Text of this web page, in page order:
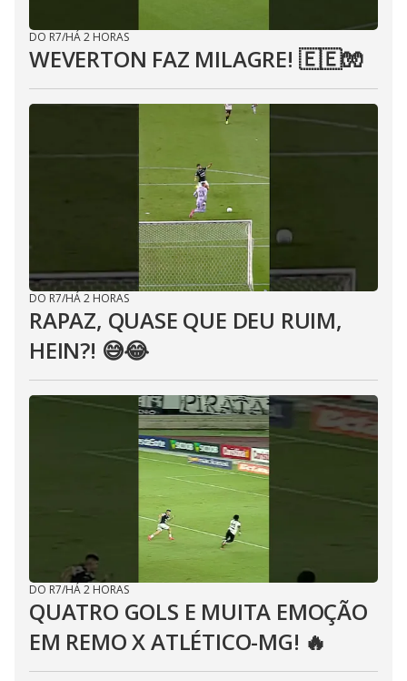
DO R7/HÁ 2 HORAS
WEVERTON FAZ MILAGRE! 🇪🇪🧤
DO R7/HÁ 2 HORAS
RAPAZ, QUASE QUE DEU RUIM,
HEIN?! 😅😂⁣
DO R7/HÁ 2 HORAS
QUATRO GOLS E MUITA EMOÇÃO
EM REMO X ATLÉTICO-MG! 🔥